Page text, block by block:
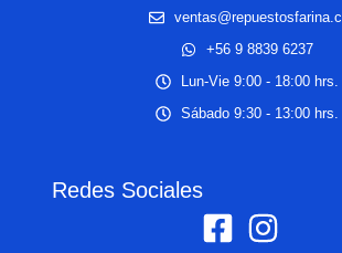
ventas@repuestosfarina.cl
+56 9 8839 6237
Lun-Vie 9:00 - 18:00 hrs.
Sábado 9:30 - 13:00 hrs.
Redes Sociales